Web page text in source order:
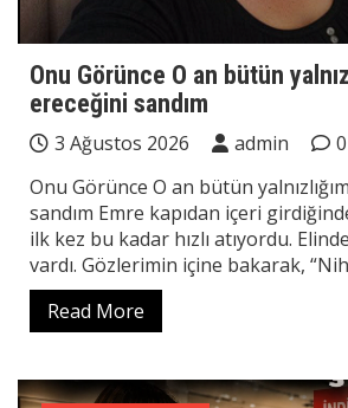
Onu Görünce O an bütün
ereceğini sandım
3 Ağustos 2026 admin
0
Onu Görünce O an bütün
sandım Emre kapıdan içeri
ilk kez bu kadar hızlı atıyordu.
vardı. Gözlerimin içine bakarak,
Read More